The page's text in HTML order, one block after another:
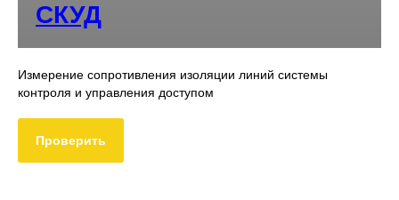
СКУД
Измерение сопротивления изоляции линий системы
контроля и управления доступом
Проверить